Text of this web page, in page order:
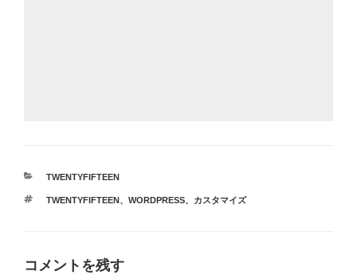
カ
ゴ
TWENTYFIFTEEN
タ
TWENTYFIFTEEN 、 WORDPRESS、 カスタマイズ
コメントを残す